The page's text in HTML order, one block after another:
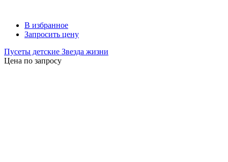
В избранное
Запросить цену
Пусеты детские Звезда жизни
Цена по запросу